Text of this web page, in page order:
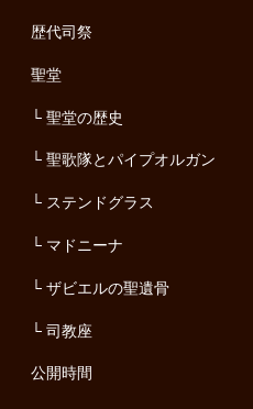
歴代司祭
聖堂
聖堂の歴史
聖歌隊とパイプオルガン
ステンドグラス
マドニーナ
ザビエルの聖遺骨
司教座
公開時間